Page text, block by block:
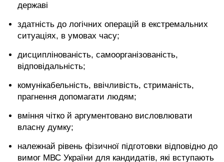
державі
здатність до логічних операцій в екстремальних
ситуаціях, в умовах часу;
дисциплінованість, самоорганізованість,
відповідальність;
комунікабельність, ввічливість, стриманість,
прагнення допомагати людям;
вміння чітко й аргументовано висловлювати
власну думку;
належнай рівень фізичної підготовки відповідно до
вимог МВС України для кандидатів, які вступають